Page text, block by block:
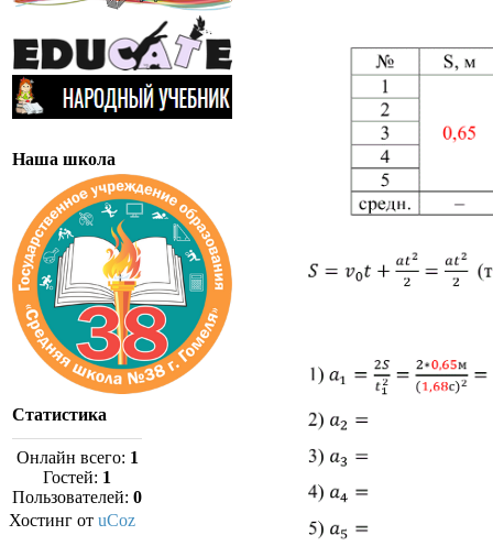
Наша школа
Статистика
Онлайн всего: 1
Гостей: 1
Пользователей: 0
Хостинг от uCoz